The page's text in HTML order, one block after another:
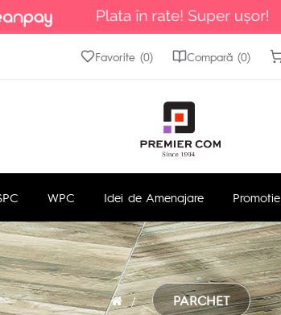
Favorite (0) Compară (0)
WPC Idei de Amenajare Promotie
PARCHET